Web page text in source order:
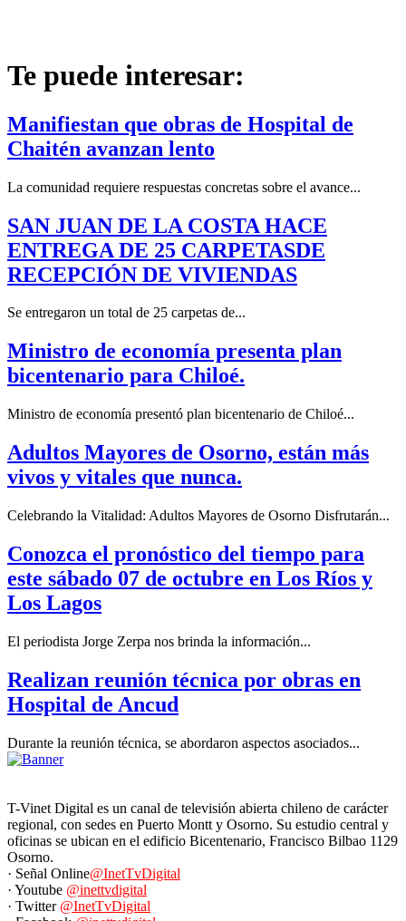
Te puede interesar:
Manifiestan que obras de Hospital de
Chaitén avanzan lento
La comunidad requiere respuestas concretas sobre el avance...
SAN JUAN DE LA COSTA HACE
ENTREGA DE 25 CARPETASDE
RECEPCIÓN DE VIVIENDAS
Se entregaron un total de 25 carpetas de...
Ministro de economía presenta plan
bicentenario para Chiloé.
Ministro de economía presentó plan bicentenario de Chiloé...
Adultos Mayores de Osorno, están más
vivos y vitales que nunca.
Celebrando la Vitalidad: Adultos Mayores de Osorno Disfrutarán...
Conozca el pronóstico del tiempo para
este sábado 07 de octubre en Los Ríos y
Los Lagos
El periodista Jorge Zerpa nos brinda la información...
Realizan reunión técnica por obras en
Hospital de Ancud
Durante la reunión técnica, se abordaron aspectos asociados...
T-Vinet Digital es un canal de televisión abierta chileno de carácter
regional, con sedes en Puerto Montt y Osorno. Su estudio central y
oficinas se ubican en el edificio Bicentenario, Francisco Bilbao 1129
Osorno.
· Señal Online@InetTvDigital
· Youtube @inettvdigital
· Twitter @InetTvDigital